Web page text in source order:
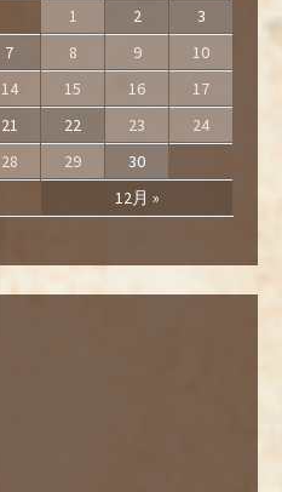
12月 »
1 2
3
7 8 9
10
14 15 16
17
21 22 23
24
28 29 30